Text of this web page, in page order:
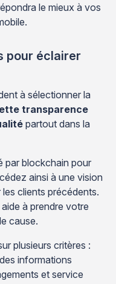
le mieux à vos
pour éclairer
à sélectionner la
transparence
partout dans la
par blockchain pour
ainsi à une vision
clients précédents.
à prendre votre
cause.
plusieurs critères :
informations
et service